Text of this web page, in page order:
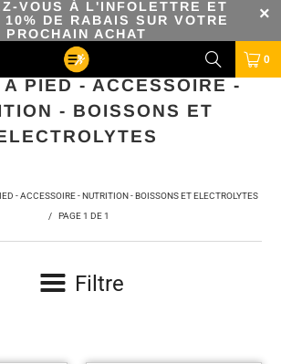
VOUS À L'INFOLETTRE ET
10% DE RABAIS SUR VOTRE
PROCHAIN ACHAT
0
A PIED - ACCESSOIRE -
- BOISSONS ET
- ACCESSOIRE - NUTRITION - BOISSONS ET ELECTROLYTES
/
PAGE 1 DE 1
Filtre